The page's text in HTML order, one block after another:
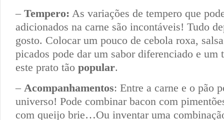
– Tempero: As variações de tempero que
adicionados na carne são incontáveis! Tudo
gosto. Colocar um pouco de cebola roxa,
picados pode dar um sabor diferenciado e um
este prato tão popular.
– Acompanhamentos: Entre a carne e o pão
universo! Pode combinar bacon com
com queijo brie…Ou inventar uma